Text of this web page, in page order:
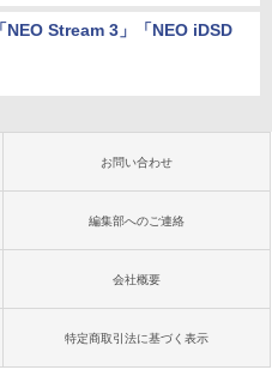
Stream 3」「NEO iDSD
お問い合わせ
編集部へのご連絡
会社概要
特定商取引法に基づく表示